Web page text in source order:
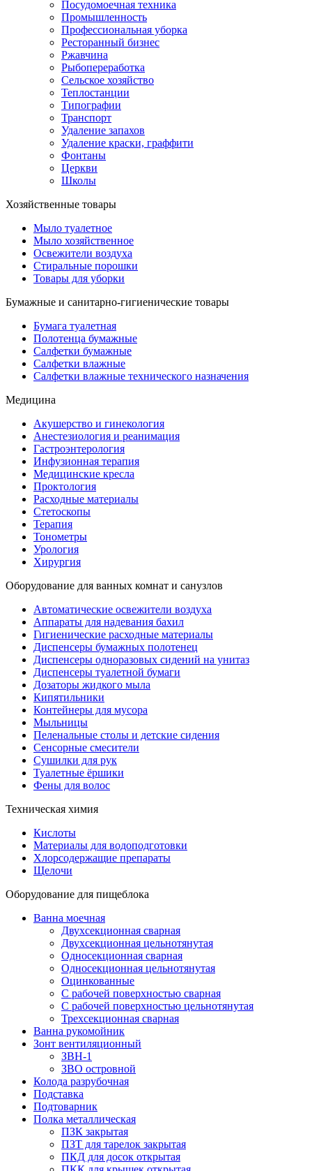
Посудомоечная техника
Промышленность
Профессиональная уборка
Ресторанный бизнес
Ржавчина
Рыбопереработка
Сельское хозяйство
Теплостанции
Типографии
Транспорт
Удаление запахов
Удаление краски, граффити
Фонтаны
Церкви
Школы
Хозяйственные товары
Мыло туалетное
Мыло хозяйственное
Освежители воздуха
Стиральные порошки
Товары для уборки
Бумажные и санитарно-гигиенические товары
Бумага туалетная
Полотенца бумажные
Салфетки бумажные
Салфетки влажные
Салфетки влажные технического назначения
Медицина
Акушерство и гинекология
Анестезиология и реанимация
Гастроэнтерология
Инфузионная терапия
Медицинские кресла
Проктология
Расходные материалы
Стетоскопы
Терапия
Тонометры
Урология
Хирургия
Оборудование для ванных комнат и санузлов
Автоматические освежители воздуха
Аппараты для надевания бахил
Гигиенические расходные материалы
Диспенсеры бумажных полотенец
Диспенсеры одноразовых сидений на унитаз
Диспенсеры туалетной бумаги
Дозаторы жидкого мыла
Кипятильники
Контейнеры для мусора
Мыльницы
Пеленальные столы и детские сидения
Сенсорные смесители
Сушилки для рук
Туалетные ёршики
Фены для волос
Техническая химия
Кислоты
Материалы для водоподготовки
Хлорсодержащие препараты
Щелочи
Оборудование для пищеблока
Ванна моечная
Двухсекционная сварная
Двухсекционная цельнотянутая
Односекционная сварная
Односекционная цельнотянутая
Оцинкованные
С рабочей поверхностью сварная
С рабочей поверхностью цельнотянутая
Трехсекционная сварная
Ванна рукомойник
Зонт вентиляционный
ЗВН-1
ЗВО островной
Колода разрубочная
Подставка
Подтоварник
Полка металлическая
ПЗК закрытая
ПЗТ для тарелок закрытая
ПКД для досок открытая